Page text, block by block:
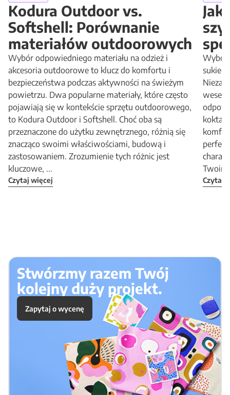
Kodura Outdoor vs.
Softshell: Porównanie
materiałów outdoorowych
Wybór odpowiedniego materiału na odzież i
akcesoria outdoorowe to klucz do komfortu i
bezpieczeństwa podczas aktywności na świeżym
powietrzu. Dwa popularne materiały, które często
pojawiają się w kontekście sprzętu outdoorowego,
to Kodura Outdoor i Softshell. Choć oba są
przeznaczone do użytku zewnętrznego, różnią się
znacząco swoimi właściwościami, budową i
zastosowaniem. Zrozumienie tych różnic jest
kluczowe, ...
Czytaj więcej
Wybór
Czytaj
Stwórzmy razem Twój
kolejny duży projekt.
Zapytaj o wycenę